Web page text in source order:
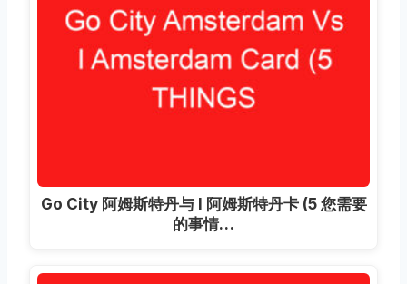
Go City 阿姆斯特丹与 I 阿姆斯特丹卡 (5 您需要
的事情…